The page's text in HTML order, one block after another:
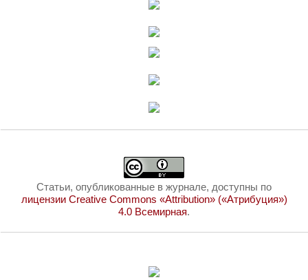
Статьи, опубликованные в журнале, доступны по
лицензии Creative Commons «Attribution» («Атрибуция»)
4.0 Всемирная.